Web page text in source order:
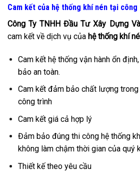
Cam kết của hệ thống khí nén tại
Công Ty TNHH Đầu Tư Xây Dựng
cam kết về dịch vụ của hệ thống khí
Cam kết hệ thống vận hành ổn
bảo an toàn.
Cam kết đảm bảo chất lượng trong
công trình
Cam kết giá cả hợp lý
Đảm bảo đúng thi công hệ thống
không làm chậm thời gian của quý
Thiết kế theo yêu cầu